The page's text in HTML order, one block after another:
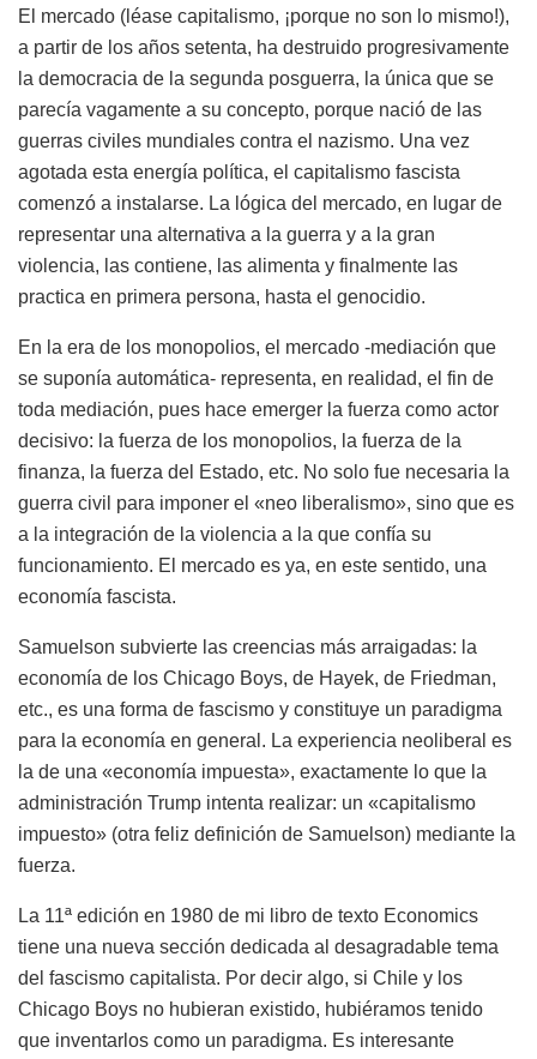
El mercado (léase capitalismo, ¡porque no son lo mismo!),
a partir de los años setenta, ha destruido progresivamente
la democracia de la segunda posguerra, la única que se
parecía vagamente a su concepto, porque nació de las
guerras civiles mundiales contra el nazismo. Una vez
agotada esta energía política, el capitalismo fascista
comenzó a instalarse. La lógica del mercado, en lugar de
representar una alternativa a la guerra y a la gran
violencia, las contiene, las alimenta y finalmente las
practica en primera persona, hasta el genocidio.
En la era de los monopolios, el mercado -mediación que
se suponía automática- representa, en realidad, el fin de
toda mediación, pues hace emerger la fuerza como actor
decisivo: la fuerza de los monopolios, la fuerza de la
finanza, la fuerza del Estado, etc. No solo fue necesaria la
guerra civil para imponer el «neo liberalismo», sino que es
a la integración de la violencia a la que confía su
funcionamiento. El mercado es ya, en este sentido, una
economía fascista.
Samuelson subvierte las creencias más arraigadas: la
economía de los Chicago Boys, de Hayek, de Friedman,
etc., es una forma de fascismo y constituye un paradigma
para la economía en general. La experiencia neoliberal es
la de una «economía impuesta», exactamente lo que la
administración Trump intenta realizar: un «capitalismo
impuesto» (otra feliz definición de Samuelson) mediante la
fuerza.
La 11ª edición en 1980 de mi libro de texto Economics
tiene una nueva sección dedicada al desagradable tema
del fascismo capitalista. Por decir algo, si Chile y los
Chicago Boys no hubieran existido, hubiéramos tenido
que inventarlos como un paradigma. Es interesante